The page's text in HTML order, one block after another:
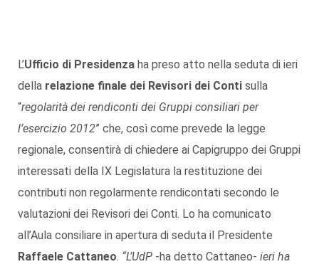
L’Ufficio di Presidenza ha preso atto nella seduta di ieri
della relazione finale dei Revisori dei Conti sulla
“regolarità dei rendiconti dei Gruppi consiliari per
l’esercizio 2012” che, così come prevede la legge
regionale, consentirà di chiedere ai Capigruppo dei Gruppi
interessati della IX Legislatura la restituzione dei
contributi non regolarmente rendicontati secondo le
valutazioni dei Revisori dei Conti. Lo ha comunicato
all’Aula consiliare in apertura di seduta il Presidente
Raffaele Cattaneo. “L’UdP -ha detto Cattaneo- ieri ha